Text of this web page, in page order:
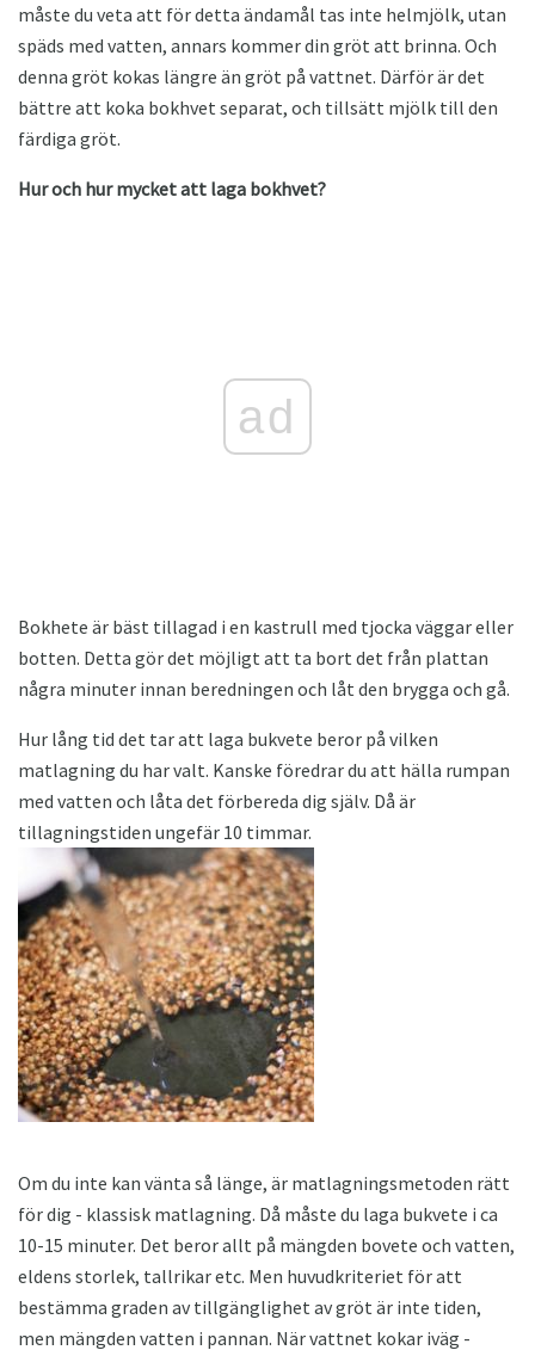
måste du veta att för detta ändamål tas inte helmjölk, utan
späds med vatten, annars kommer din gröt att brinna. Och
denna gröt kokas längre än gröt på vattnet. Därför är det
bättre att koka bokhvet separat, och tillsätt mjölk till den
färdiga gröt.
Hur och hur mycket att laga bokhvet?
ad
Bokhete är bäst tillagad i en kastrull med tjocka väggar eller
botten. Detta gör det möjligt att ta bort det från plattan
några minuter innan beredningen och låt den brygga och gå.
Hur lång tid det tar att laga bukvete beror på vilken
matlagning du har valt. Kanske föredrar du att hälla rumpan
med vatten och låta det förbereda dig själv. Då är
tillagningstiden ungefär 10 timmar.
Om du inte kan vänta så länge, är matlagningsmetoden rätt
för dig - klassisk matlagning. Då måste du laga bukvete i ca
10-15 minuter. Det beror allt på mängden bovete och vatten,
eldens storlek, tallrikar etc. Men huvudkriteriet för att
bestämma graden av tillgänglighet av gröt är inte tiden,
men mängden vatten i pannan. När vattnet kokar iväg -